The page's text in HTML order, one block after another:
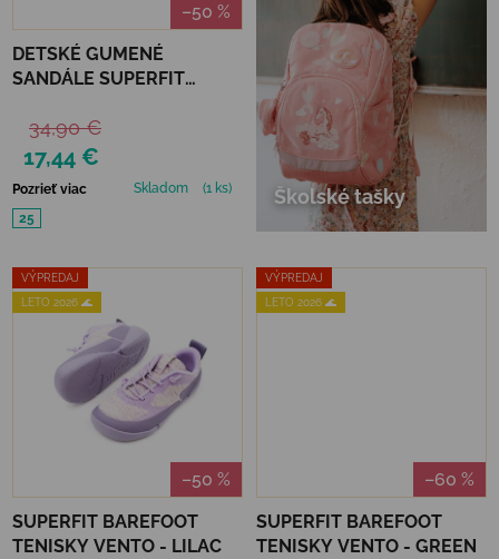
–50 %
DETSKÉ GUMENÉ
SANDÁLE SUPERFIT
BLUE/LIGHT GREEN
17,44 €
34,90 €
Pozrieť viac Skladom
(1 ks)
25
Školské tašky
VÝPREDAJ
LETO 2026 🌊
–50 %
SUPERFIT BAREFOOT
TENISKY VENTO - LILAC
VÝPREDAJ
LETO 2026 🌊
–60 %
SUPERFIT BAREFOOT
TENISKY VENTO - GREEN